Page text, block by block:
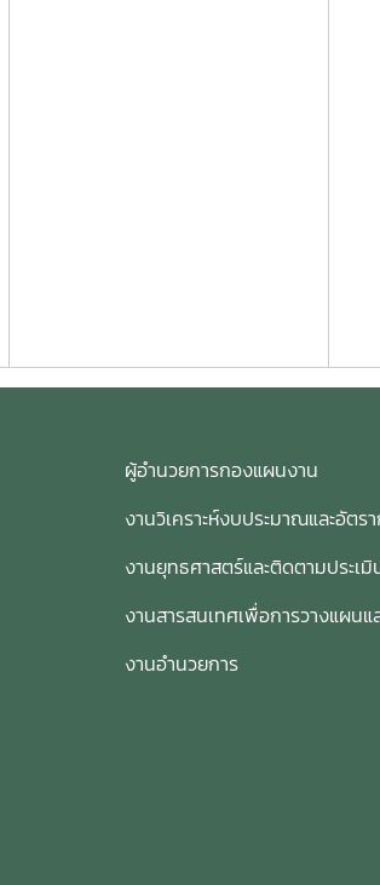
ผู้อำนวยการกองแผนงาน
งานวิเคราะห์งบประมาณและอัตร
งานยุทธศาสตร์และติดตามประเ
งานสารสนเทศเพื่อการวางแ
งานอำนวยการ